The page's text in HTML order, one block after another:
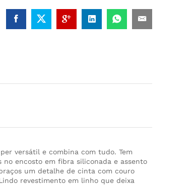
versátil e combina com tudo. Tem
no encosto em fibra siliconada e assento
um detalhe de cinta com couro
revestimento em linho que deixa